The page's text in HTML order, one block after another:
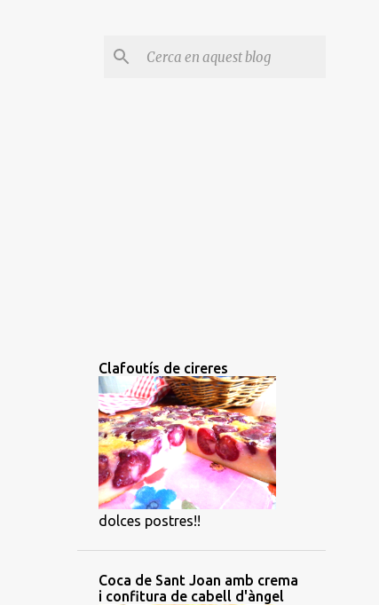
Clafoutís de cireres
dolces postres!!
Coca de Sant Joan amb crema
i confitura de cabell d'àngel